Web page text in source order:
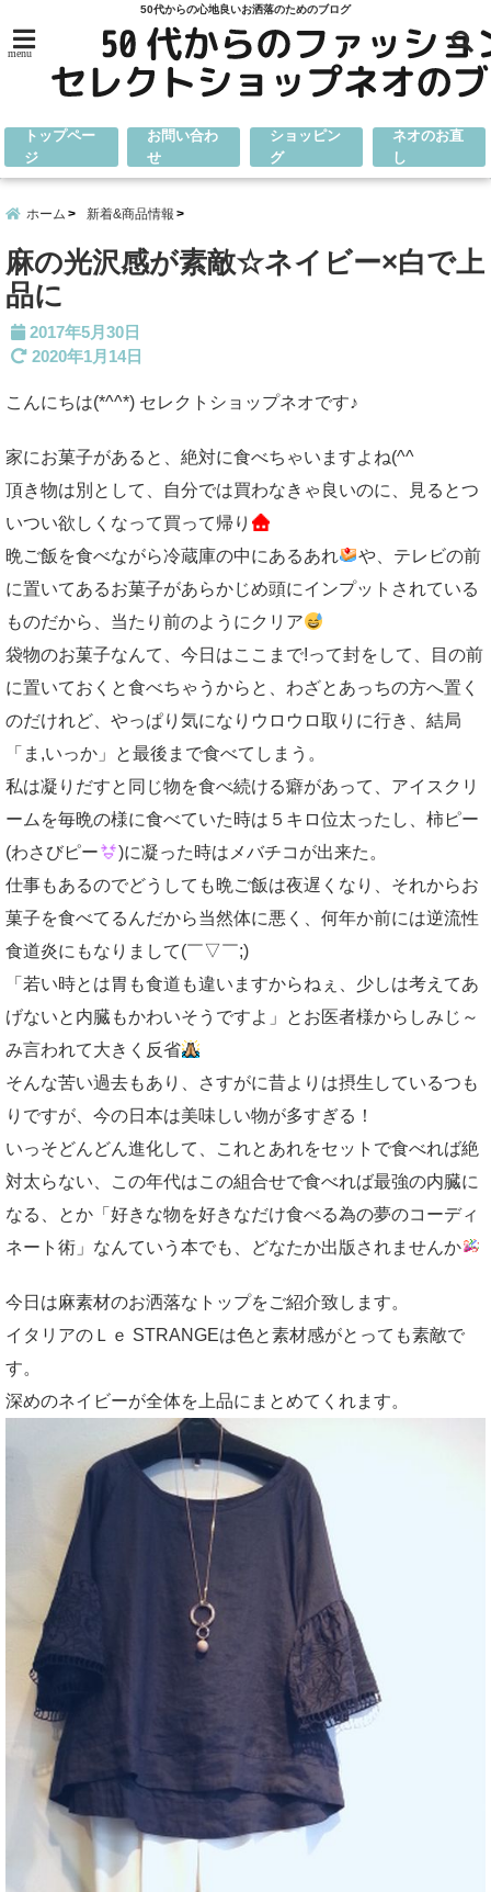
50代からの心地良いお洒落のためのブログ
menu
トップペー
ジ
お問い合わ
せ
ショッピン
グ
ネオのお直
し
ホーム 新着&商品情報
麻の光沢感が素敵☆ネイビー×白で上
品に
2017年5月30日
2020年1月14日
こんにちは(*^^*) セレクトショップネオです♪
家にお菓子があると、絶対に食べちゃいますよね(^^ゞ
頂き物は別として、自分では買わなきゃ良いのに、見るとつ
いつい欲しくなって買って帰り
晩ご飯を食べながら冷蔵庫の中にあるあれ
や、テレビの前
に置いてあるお菓子があらかじめ頭にインプットされている
ものだから、当たり前のようにクリア
袋物のお菓子なんて、今日はここまで!って封をして、目の前
に置いておくと食べちゃうからと、わざとあっちの方へ置く
のだけれど、やっぱり気になりウロウロ取りに行き、結局
「ま,いっか」と最後まで食べてしまう。
私は凝りだすと同じ物を食べ続ける癖があって、アイスクリ
ームを毎晩の様に食べていた時は５キロ位太ったし、柿ピー
(わさびピー
)に凝った時はメバチコが出来た。
仕事もあるのでどうしても晩ご飯は夜遅くなり、それからお
菓子を食べてるんだから当然体に悪く、何年か前には逆流性
食道炎にもなりまして(￣▽￣;)
「若い時とは胃も食道も違いますからねぇ、少しは考えてあ
げないと内臓もかわいそうですよ」とお医者様からしみじ～
み言われて大きく反省
そんな苦い過去もあり、さすがに昔よりは摂生しているつも
りですが、今の日本は美味しい物が多すぎる！
いっそどんどん進化して、これとあれをセットで食べれば絶
対太らない、この年代はこの組合せで食べれば最強の内臓に
なる、とか「好きな物を好きなだけ食べる為の夢のコーディ
ネート術」なんていう本でも、どなたか出版されませんか
今日は麻素材のお洒落なトップをご紹介致します。
イタリアのＬｅ STRANGEは色と素材感がとっても素敵で
す。
深めのネイビーが全体を上品にまとめてくれます。